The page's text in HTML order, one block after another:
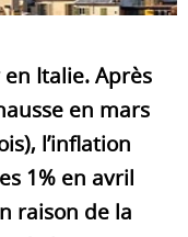
Italie. Après
en mars
l’inflation
1% en avril
raison de la